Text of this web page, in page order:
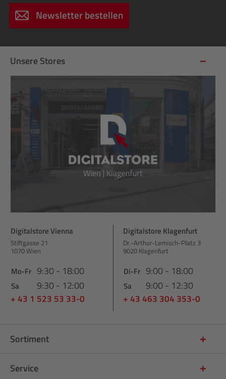
Newsletter bestellen
Unsere Stores
Digitalstore Vienna
Stiftgasse 21
1070 Wien
Mo-Fr 9:30 - 18:00
Sa 9:30 - 12:00
+ 43 1 523 53 33-0
Digitalstore Klagenfurt
Dr.-Arthur-Lemisch-Platz 3
9020 Klagenfurt
Di-Fr 9:00 - 18:00
Sa 9:00 - 12:30
+ 43 463 304 353-0
Sortiment
Service